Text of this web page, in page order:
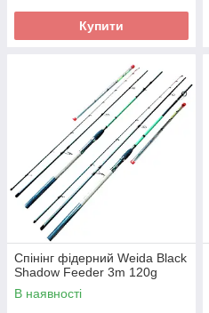
Купити
Спінінг фідерний Weida Black
Shadow Feeder 3m 120g
В наявності